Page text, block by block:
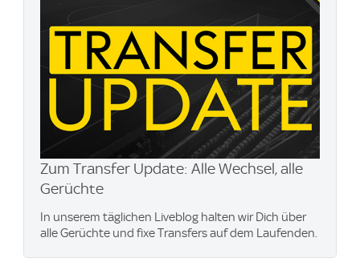
Zum Transfer Update: Alle Wechsel, alle
Gerüchte
In unserem täglichen Liveblog halten wir Dich über
alle Gerüchte und fixe Transfers auf dem Laufenden.